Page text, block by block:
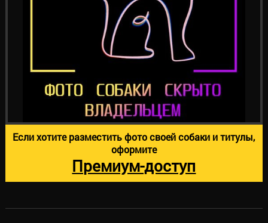
Если хотите разместить фото своей собаки и титулы,
оформите
Премиум-доступ